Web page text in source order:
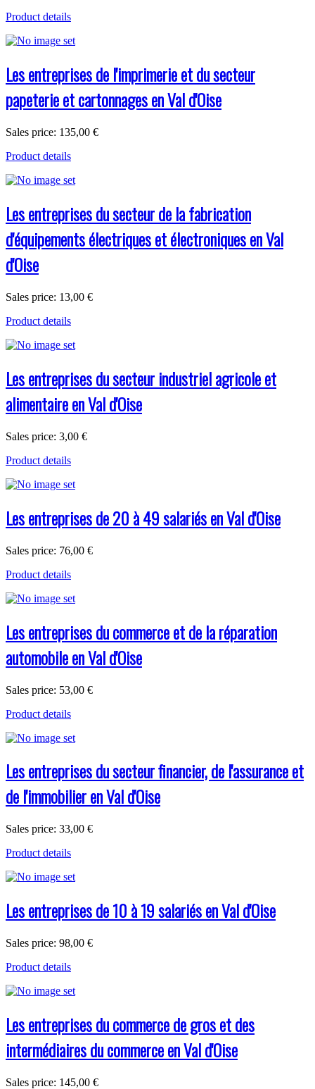
Product details
Les entreprises de l'imprimerie et du secteur
papeterie et cartonnages en Val d'Oise
Sales price: 135,00 €
Product details
Les entreprises du secteur de la fabrication
d'équipements électriques et électroniques en Val
d'Oise
Sales price: 13,00 €
Product details
Les entreprises du secteur industriel agricole et
alimentaire en Val d'Oise
Sales price: 3,00 €
Product details
Les entreprises de 20 à 49 salariés en Val d'Oise
Sales price: 76,00 €
Product details
Les entreprises du commerce et de la réparation
automobile en Val d'Oise
Sales price: 53,00 €
Product details
Les entreprises du secteur financier, de l'assurance et
de l'immobilier en Val d'Oise
Sales price: 33,00 €
Product details
Les entreprises de 10 à 19 salariés en Val d'Oise
Sales price: 98,00 €
Product details
Les entreprises du commerce de gros et des
intermédiaires du commerce en Val d'Oise
Sales price: 145,00 €